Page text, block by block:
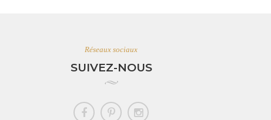
Réseaux sociaux
SUIVEZ-NOUS